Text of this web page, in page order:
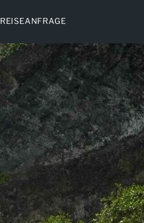
REISEANFRAGE